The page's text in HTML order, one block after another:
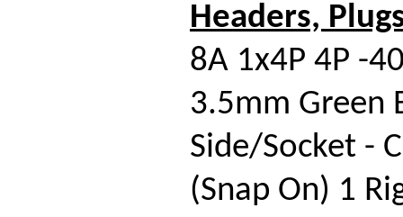
Headers,
8A 1x4P 4P -
3.5mm Green
Side/Socket -
(Snap On) 1